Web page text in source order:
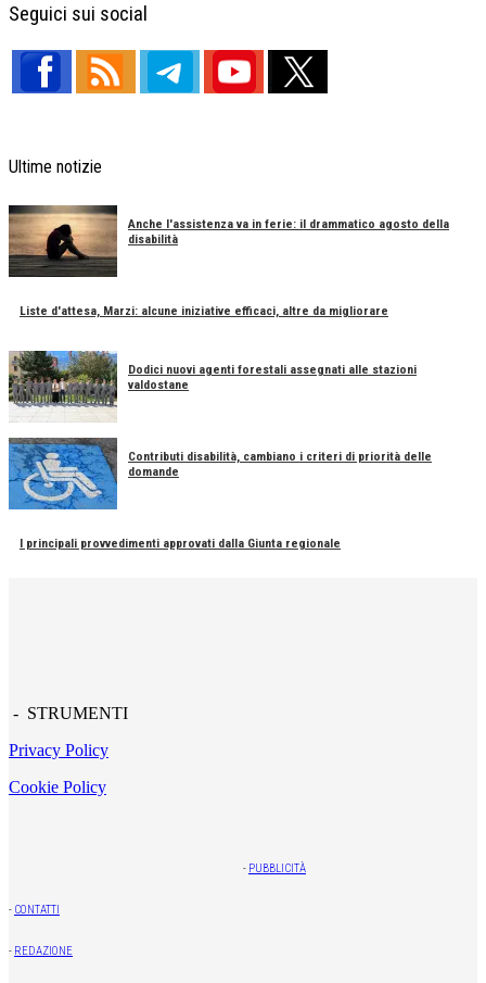
Seguici sui social
Ultime notizie
Anche l'assistenza va in ferie: il drammatico agosto della
disabilità
Liste d'attesa, Marzi: alcune iniziative efficaci, altre da migliorare
Dodici nuovi agenti forestali assegnati alle stazioni
valdostane
Contributi disabilità, cambiano i criteri di priorità delle
domande
I principali provvedimenti approvati dalla Giunta regionale
- STRUMENTI
Privacy Policy
Cookie Policy
- PUBBLICITÀ
- CONTATTI
- REDAZIONE